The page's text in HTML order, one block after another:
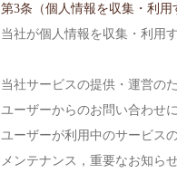
第3条（個人情報を収集・利用
当社が個人情報を収集・利用
当社サービスの提供・運営の
ユーザーからのお問い合わせ
ユーザーが利用中のサービス
メンテナンス，重要なお知ら